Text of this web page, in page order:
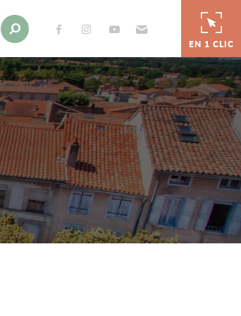
EN 1 CLIC
Moteur de recherche Envoyer par e-mail